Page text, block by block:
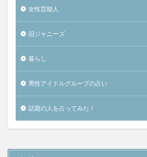
女性芸能人
旧ジャニーズ
暮らし
男性アイドルグループの占い
話題の人を占ってみた！